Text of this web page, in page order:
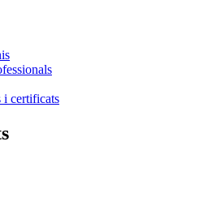
i certificats